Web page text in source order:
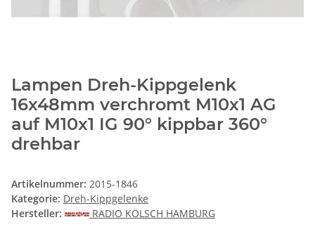
Lampen Dreh-Kippgelenk
16x48mm verchromt M10x1 AG
auf M10x1 IG 90° kippbar 360°
drehbar
Artikelnummer: 2015-1846
Kategorie: Dreh-Kippgelenke
Hersteller:
RADIO KÖLSCH HAMBURG